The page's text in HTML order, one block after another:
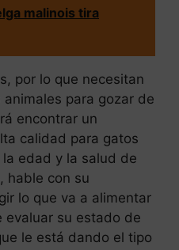
malinois tira
por lo que necesitan
para gozar de
encontrar un
calidad para gatos
edad y la salud de
hable con su
lo que va a alimentar
evaluar su estado de
le está dando el tipo